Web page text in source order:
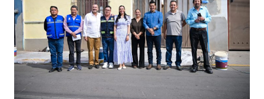
aprender y nuevas experiencias que conocer. Si eres una
chica y aún no has tenido relaciones sexuales, tal vez
pienses que el sexo será increíble y no puedas esperar para
experimentarlo, pero como cualquier persona con
experiencia te dirá, siempre es mejor cuando ambas partes
son suficientemen...